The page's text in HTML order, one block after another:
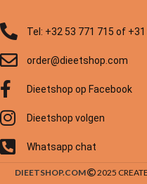
Tel: +32 53 771 715 of
order@dieetshop.com
Dieetshop op Facebook
Dieetshop volgen
Whatsapp chat
DIEETSHOP.COM 2025